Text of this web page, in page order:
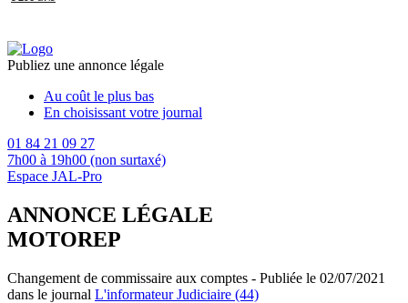
Publiez une annonce légale
Au coût le plus bas
En choisissant votre journal
01 84 21 09 27
7h00 à 19h00 (non surtaxé)
Espace JAL-Pro
ANNONCE LÉGALE
MOTOREP
Changement de commissaire aux comptes - Publiée le 02/07/2021
dans le journal L'informateur Judiciaire (44)